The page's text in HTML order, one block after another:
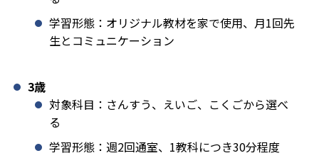
学習形態：オリジナル教材を家で使用、月1回先
生とコミュニケーション
3歳
対象科目：さんすう、えいご、こくごから選べ
る
学習形態：週2回通室、1教科につき30分程度